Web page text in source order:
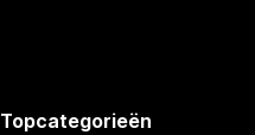
Topcategorieën